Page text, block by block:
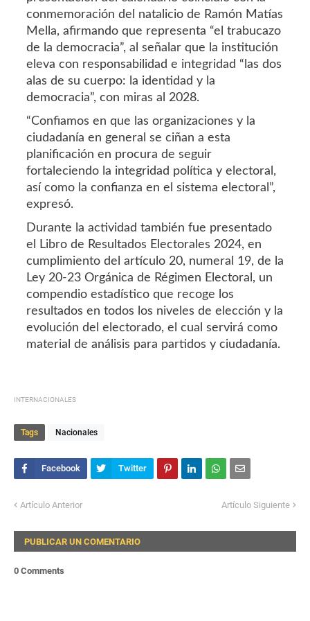
conmemoración del natalicio de Ramón Matías
Mella, afirmando que representa “el trabucazo
de la democracia”, al señalar que la institución
eleva con responsabilidad e integridad “las dos
alas de su cuerpo: la identidad y la
democracia”, con miras al 2028.
“Confiamos en que las organizaciones y la
ciudadanía en general se ciñan a esta
planificación en procura de seguir
fortaleciendo la integridad política y electoral,
así como la confianza en el sistema electoral”,
expresó.
Durante la actividad también fue presentado
el Libro de Resultados Electorales 2024, en
cumplimiento del artículo 20, numeral 19, de la
Ley 20-23 Orgánica de Régimen Electoral, un
compendio estadístico que recoge los
resultados en todos los niveles de elección y la
evolución del electorado, el cual servirá como
material de análisis para partidos y ciudadanía.
INTERNACIONALES
Tags Nacionales
Artículo Anterior Artículo Siguiente
PUBLICAR UN COMENTARIO
0 Comments